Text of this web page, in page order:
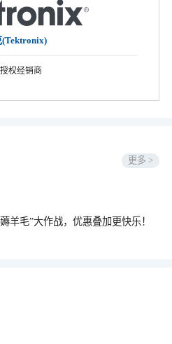
(Tektronix)
授权经销商
更多 >
毛”大作战，优惠叠加更快乐！